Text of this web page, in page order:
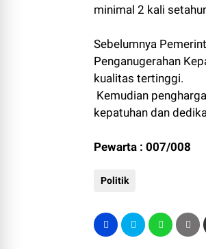
minimal 2 kali
Sebelumnya
Penganugerahan
kualitas tertinggi.
Kemudian
kepatuhan dan
Pewarta : 007/008
Politik